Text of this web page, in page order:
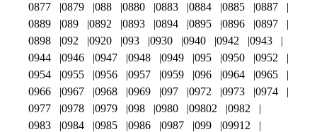
0877
0879 088 0880 0883 0884 0885
0887
0889
089 0892 0893 0894 0895 0896
0897
0898
092 0920 093 0930 0940 0942
0943
0944
0946 0947 0948 0949 095 0950
0952
0954
0955 0956 0957 0959 096 0964
0965
0966
0967 0968 0969 097 0972 0973
0974
0977
0978 0979 098 0980 09802
0982
0983
0984 0985 0986 0987 099
09912